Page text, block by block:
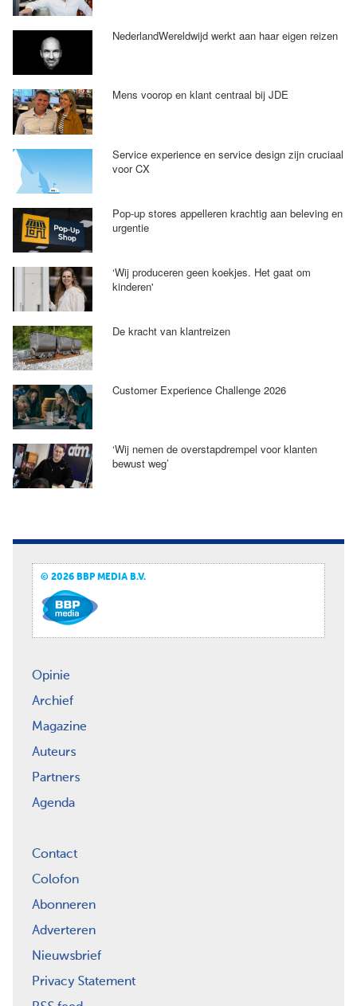
NederlandWereldwijd werkt aan haar eigen reizen
Mens voorop en klant centraal bij JDE
Service experience en service design zijn cruciaal
voor CX
Pop-up stores appelleren krachtig aan beleving en
urgentie
‘Wij produceren geen koekjes. Het gaat om
kinderen'
De kracht van klantreizen
Customer Experience Challenge 2026
‘Wij nemen de overstapdrempel voor klanten
bewust weg’
© 2026 BBP MEDIA B.V.
Opinie
Archief
Magazine
Auteurs
Partners
Agenda
Contact
Colofon
Abonneren
Adverteren
Nieuwsbrief
Privacy Statement